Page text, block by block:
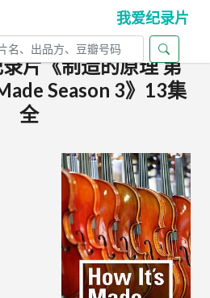
我爱纪录片
片《制造的原理 第
Season 3》13集
全